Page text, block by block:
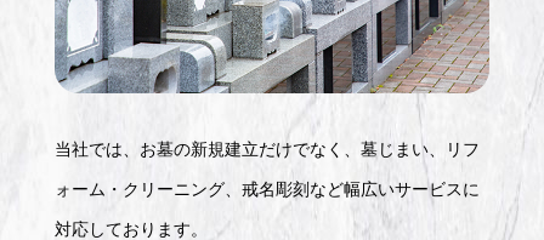
当社では、お墓の新規建立だけでなく、墓じまい、リフ
ォーム・クリーニング、戒名彫刻など幅広いサービスに
対応しております。